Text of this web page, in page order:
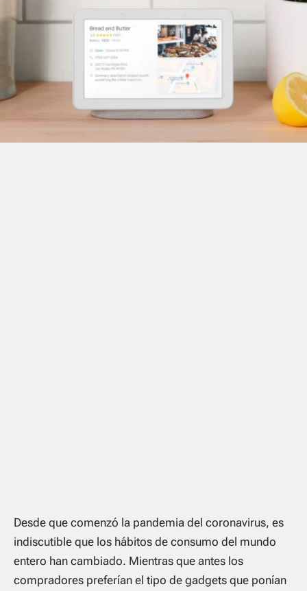
Desde que comenzó la pandemia del coronavirus, es
indiscutible que los hábitos de consumo del mundo
entero han cambiado. Mientras que antes los
compradores preferían el tipo de gadgets que ponían